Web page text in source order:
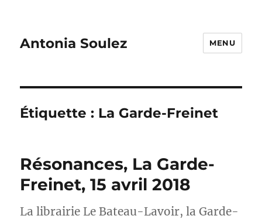
Antonia Soulez MENU
Étiquette : La Garde-Freinet
Résonances, La Garde-
Freinet, 15 avril 2018
La librairie Le Bateau-Lavoir, la Garde-